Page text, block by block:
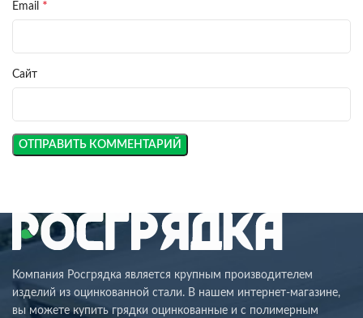
Email *
Сайт
Компания Росгрядка является крупным производителем
изделий из оцинкованной стали. В нашем интернет-магазине,
вы можете купить грядки оцинкованные и с полимерным